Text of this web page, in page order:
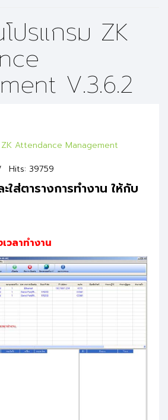
โปรแกรม ZK
V.3.6.2
ZK Attendance Management
Hits: 39759
ใส่ตารางการทำงาน ให้กับ
วลาทำงาน